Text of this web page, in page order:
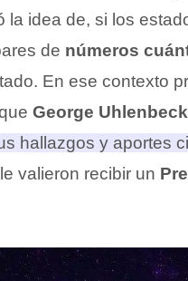
la idea de, si los
de números
En ese contexto
George Uhlenbeck
hallazgos y aportes
valieron recibir un